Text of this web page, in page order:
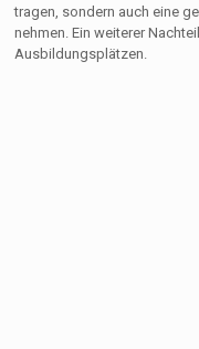
tragen, sondern auch eine
nehmen. Ein weiterer
Ausbildungsplätzen.